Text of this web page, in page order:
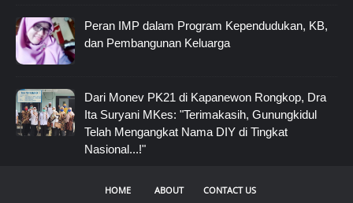
Peran IMP dalam Program Kependudukan, KB,
dan Pembangunan Keluarga
Dari Monev PK21 di Kapanewon Rongkop, Dra
Ita Suryani MKes: "Terimakasih, Gunungkidul
Telah Mengangkat Nama DIY di Tingkat
Nasional...!"
HOME ABOUT CONTACT US